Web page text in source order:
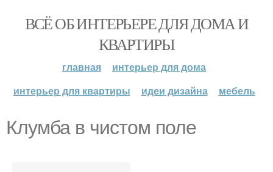
ВСЁ ОБ ИНТЕРЬЕРЕ ДЛЯ ДОМА И
КВАРТИРЫ
главная
интерьер для дома
интерьер для квартиры
идеи дизайна мебель
Клумба в чистом поле